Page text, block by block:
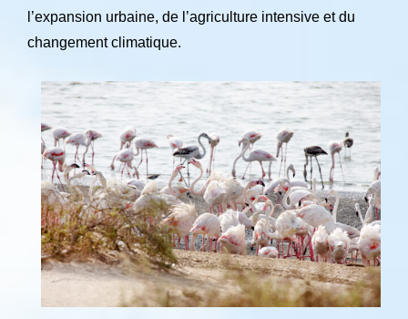
l’expansion urbaine, de l’agriculture intensive et du
changement climatique.